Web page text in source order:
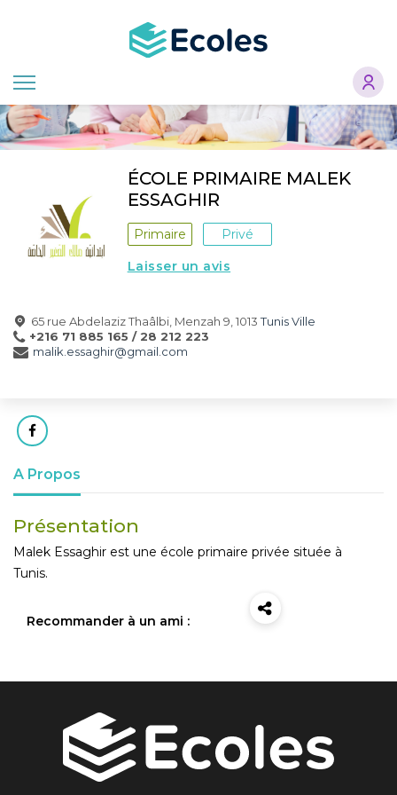
principal
ÉCOLE PRIMAIRE MALEK
ESSAGHIR
Primaire
Privé
Laisser un avis
65 rue Abdelaziz Thaâlbi, Menzah 9, 1013Tunis Ville
+216 71 885 165 / 28 212 223
malik.essaghir@gmail.com
A Propos
Présentation
Malek Essaghir est une école primaire privée située à
Tunis.
Recommander à un ami :